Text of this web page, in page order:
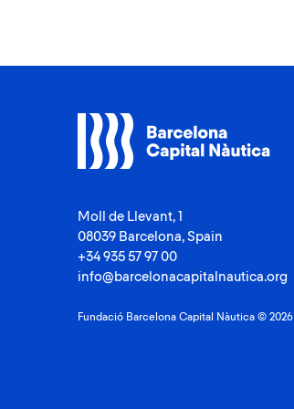
Moll de Llevant, 1
08039 Barcelona, Spain
+34 935 57 97 00
info@barcelonacapitalnautica.org
Fundació Barcelona Capital Nàutica © 2026